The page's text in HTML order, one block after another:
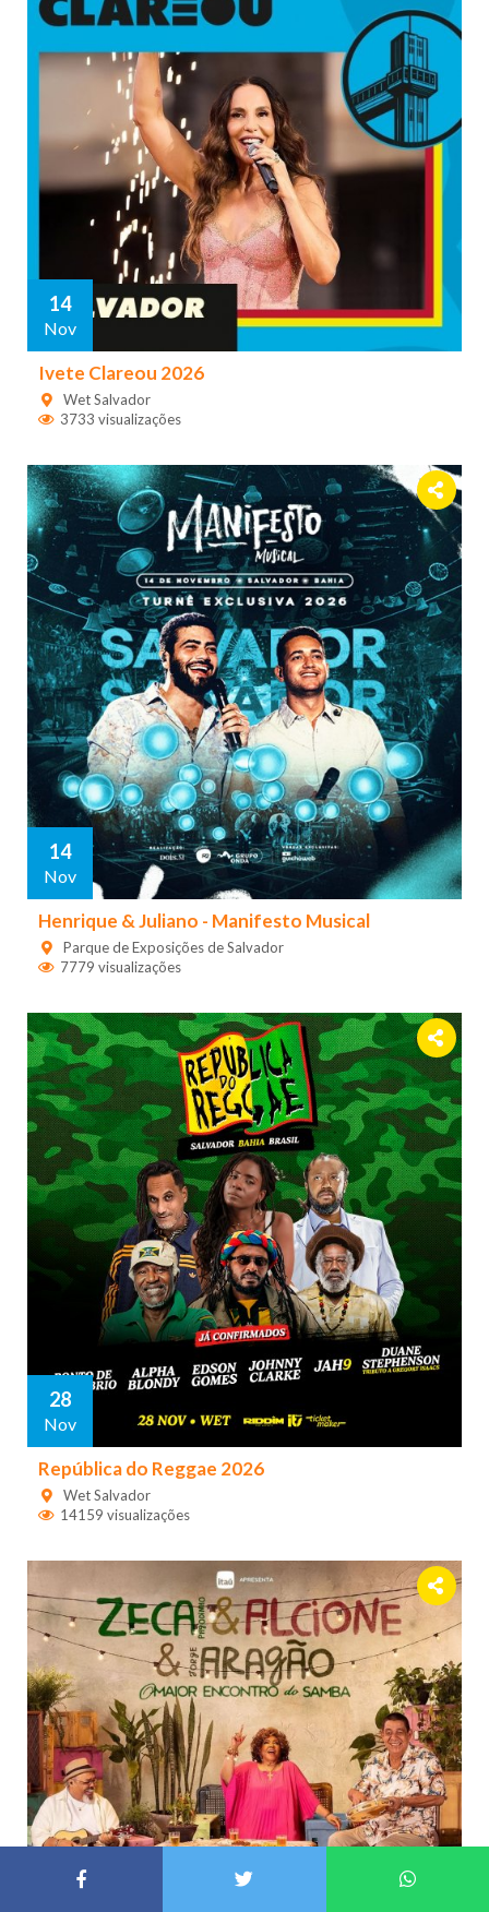
14
Nov
Ivete Clareou 2026
Wet Salvador
3733 visualizações
14
Nov
Henrique & Juliano - Manifesto Musical
Parque de Exposições de Salvador
7779 visualizações
28
Nov
República do Reggae 2026
Wet Salvador
14159 visualizações